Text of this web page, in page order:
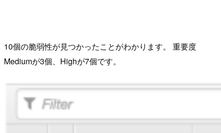
10個の脆弱性が見つかったことがわかります。 重要度
Mediumが3個、Highが7個です。